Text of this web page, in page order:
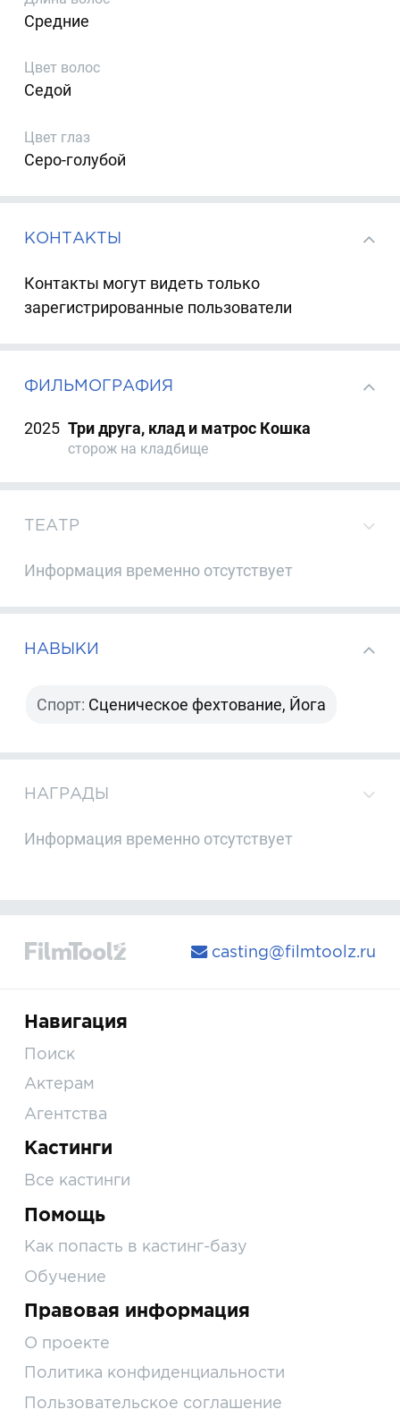
Средние
Цвет волос
Седой
Цвет глаз
Серо-голубой
КОНТАКТЫ
Контакты могут видеть только
зарегистрированные пользователи
ФИЛЬМОГРАФИЯ
2025 Три друга, клад и матрос Кошка
сторож на кладбище
ТЕАТР
Информация временно отсутствует
НАВЫКИ
Спорт: Сценическое фехтование, Йога
НАГРАДЫ
Информация временно отсутствует
casting@filmtoolz.ru
Навигация
Поиск
Актерам
Агентства
Кастинги
Все кастинги
Помощь
Как попасть в кастинг-базу
Обучение
Правовая информация
О проекте
Политика конфиденциальности
Пользовательское соглашение